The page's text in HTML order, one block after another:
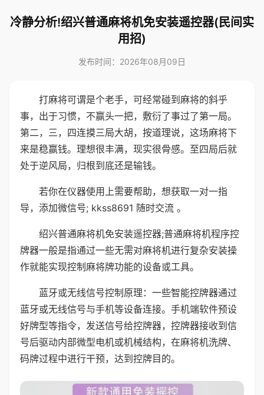
冷静分析!绍兴普通麻将机免安装遥控器(民间实
用招)
发布时间：2026年08月09日
打麻将可谓是个老手，可经常碰到麻将的斜乎
事，出于习惯，不赢头一把，敷衍了事过了第一局。
第二，三，四连摸三局大胡，按道理说，这场麻将下
来是稳赢钱。理想很丰满，现实很骨感。至四局后就
处于逆风局，归根到底还是输钱。
若你在仪器使用上需要帮助，想获取一对一指
导，添加微信号; kkss8691 随时交流 。
绍兴普通麻将机免安装遥控器;普通麻将机程序控
牌器一般是指通过一些无需对麻将机进行复杂安装操
作就能实现控制麻将牌功能的设备或工具。
蓝牙或无线信号控制原理：一些智能控牌器通过
蓝牙或无线信号与手机等设备连接。手机端软件预设
好牌型等指令，发送信号给控牌器，控牌器接收到信
号后驱动内部微型电机或机械结构，在麻将机洗牌、
码牌过程中进行干预，达到控牌目的。